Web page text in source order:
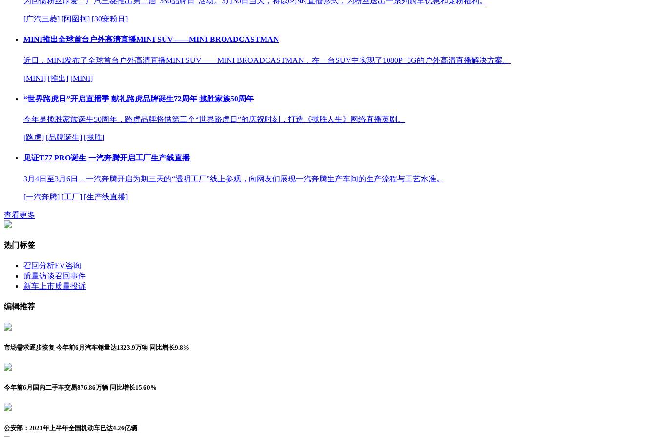
[广汽三菱] [阿图柯] [30宠粉日]
MINI推出全球首台户外高清直播MINI SUV——MINI BROADCASTMAN
近⽇，MINI发布了全球⾸台户外⾼清直播MINI SUV——MINI BROADCASTMAN，在⼀台SUV中实现了1080P+5G的户外⾼清直播解决⽅案。
[MINI] [推出] [MINI]
“世界路虎日”开启直播季 献礼路虎品牌诞生72周年 揽胜家族50周年
今年是揽胜家族诞生50周年，路虎品牌将借第三个“世界路虎日”的庆祝时刻，打造《揽胜人生》网络直播英剧。
[路虎] [品牌诞生] [揽胜]
见证T77 PRO诞生 一汽奔腾开启工厂生产线直播
3月4日至3月6日，一汽奔腾开启为期三天的“透明工厂”线上参观，向网友们展现一汽奔腾生产车间的生产流程与工艺水准。
[一汽奔腾] [工厂] [生产线直播]
查看更多
热门标签
召回分析EV咨询
质量访谈召回事件
新车上市质量投诉
编辑推荐
市场需求逐步恢复 今年前6月汽车销量达1323.9万辆 同比增长9.8%
今年前6月国内二手车交易876.86万辆 同比增长15.60%
公安部：2023年上半年全国机动车已达4.26亿辆